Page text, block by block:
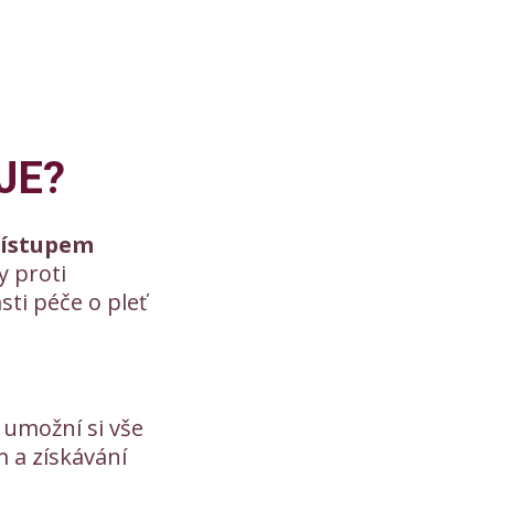
proti
péče o pleť
si vše
a získávání